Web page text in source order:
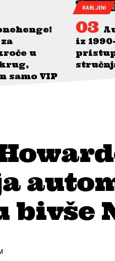
u
samo VIP
RABLJENI
iz
bivše